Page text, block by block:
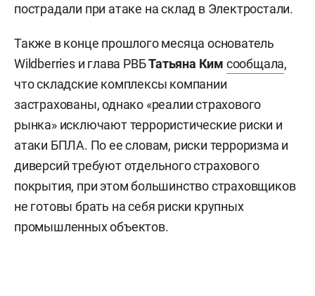
пострадали при атаке на склад в Электростали.
Также в конце прошлого месяца основатель
Wildberries и глава РВБТатьяна Ким сообщала,
что складские комплексы компании
застрахованы, однако «реалии страхового
рынка» исключают террористические риски и
атаки БПЛА. По ее словам, риски терроризма и
диверсий требуют отдельного страхового
покрытия, при этом большинство страховщиков
не готовы брать на себя риски крупных
промышленных объектов.